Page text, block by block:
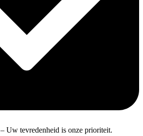
– Uw tevredenheid is onze prioriteit.